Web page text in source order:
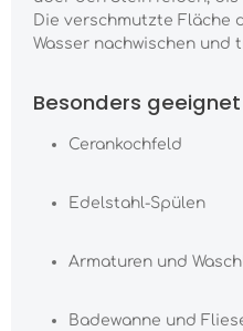
Die verschmutzte Fläche
Wasser nachwischen und
Besonders
Cerankochfeld
Edelstahl-Spülen
Armaturen und
Badewanne und